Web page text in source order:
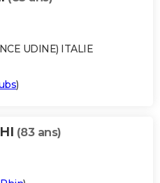
UDINE) ITALIE
)
(83 ans)